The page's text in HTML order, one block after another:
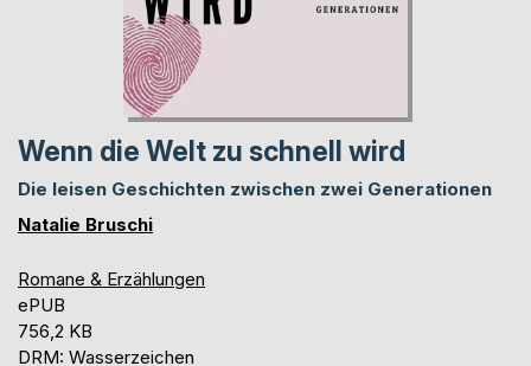
Wenn die Welt zu schnell wird
Die leisen Geschichten zwischen zwei Generationen
Natalie Bruschi
Romane & Erzählungen
ePUB
756,2 KB
DRM: Wasserzeichen